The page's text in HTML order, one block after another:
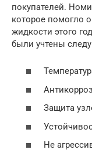
покупателей.
которое помогло
жидкости этого
были учтены
Защита
Не